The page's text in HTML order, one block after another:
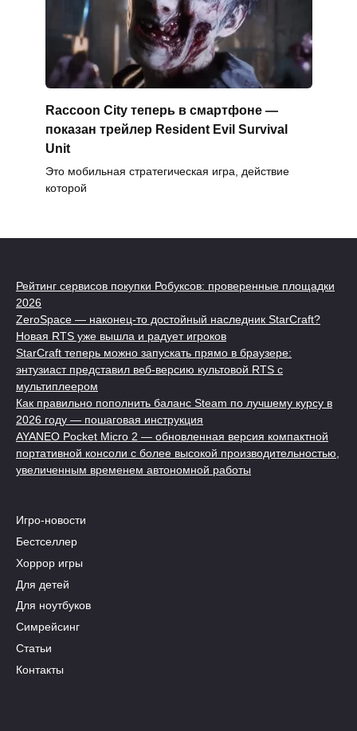
Raccoon City теперь в смартфоне —
показан трейлер Resident Evil Survival
Unit
Это мобильная стратегическая игра, действие
которой
Рейтинг сервисов покупки Робуксов: проверенные площадки
2026
ZeroSpace — наконец-то достойный наследник StarCraft?
Новая RTS уже вышла и радует игроков
StarCraft теперь можно запускать прямо в браузере:
энтузиаст представил веб-версию культовой RTS с
мультиплеером
Как правильно пополнить баланс Steam по лучшему курсу в
2026 году — пошаговая инструкция
AYANEO Pocket Micro 2 — обновленная версия компактной
портативной консоли с более высокой производительностью,
увеличенным временем автономной работы
Игро-новости
Бестселлер
Хоррор игры
Для детей
Для ноутбуков
Симрейсинг
Статьи
Контакты